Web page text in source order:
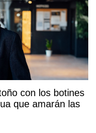
con los botines
que amarán las